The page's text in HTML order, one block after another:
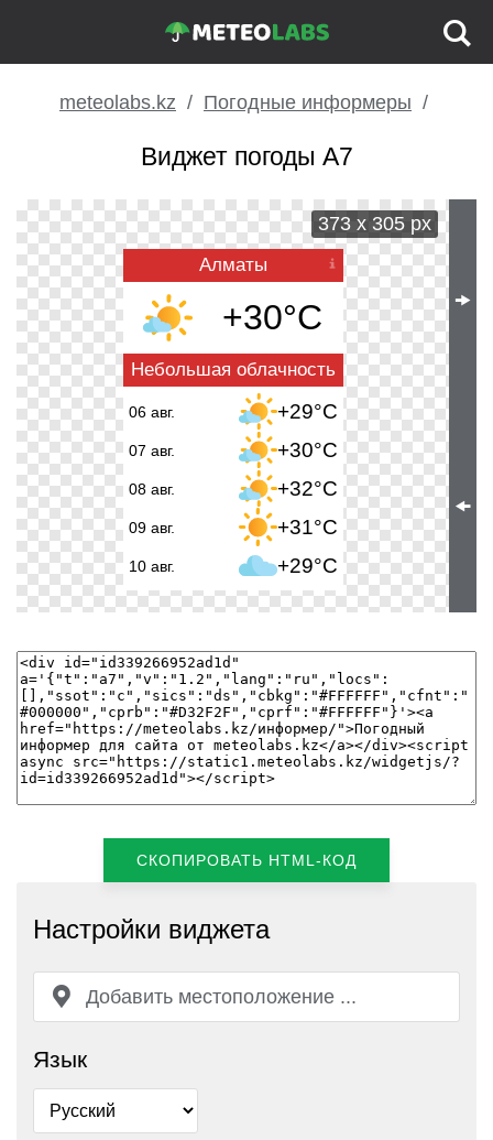
meteolabs.kz Погодные информеры
Виджет погоды A7
Настройки виджета
Язык
Алматы
+30°C
Небольшая облачность
06 авг. +29°C
07 авг. +30°C
08 авг. +32°C
09 авг. +31°C
10 авг. +29°C
🠞
🠜
373 x 305 px
СКОПИРОВАТЬ HTML-КОД